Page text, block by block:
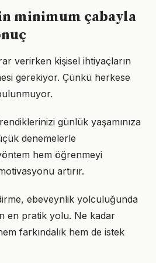
minimum çabayla
verirken kişisel ihtiyaçların
gerekiyor. Çünkü herkese
günlük yaşamınıza
denemelerle
hem öğrenmeyi
artırır.
ebeveynlik yolculuğunda
en pratik yolu. Ne kadar
farkındalık hem de istek